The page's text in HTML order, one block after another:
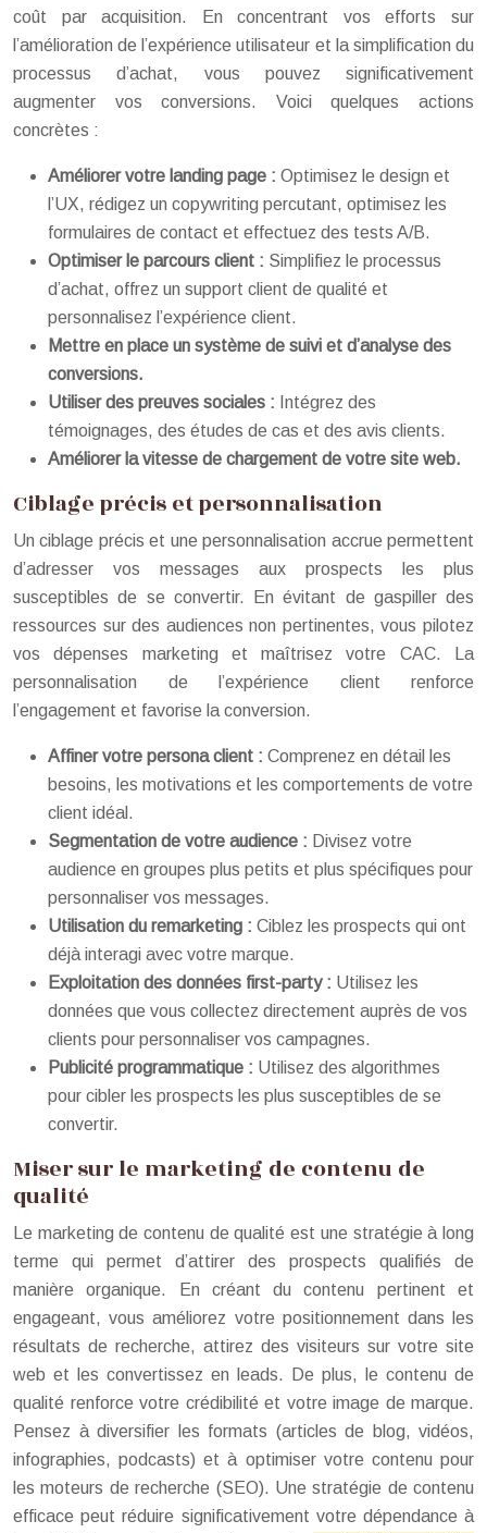
coût par acquisition. En concentrant vos efforts sur
l’amélioration de l’expérience utilisateur et la simplification du
processus d’achat, vous pouvez significativement
augmenter vos conversions. Voici quelques actions
concrètes :
Améliorer votre landing page : Optimisez le design et
l’UX, rédigez un copywriting percutant, optimisez les
formulaires de contact et effectuez des tests A/B.
Optimiser le parcours client : Simplifiez le processus
d’achat, offrez un support client de qualité et
personnalisez l’expérience client.
Mettre en place un système de suivi et d’analyse des
conversions.
Utiliser des preuves sociales : Intégrez des
témoignages, des études de cas et des avis clients.
Améliorer la vitesse de chargement de votre site web.
Ciblage précis et personnalisation
Un ciblage précis et une personnalisation accrue permettent
d’adresser vos messages aux prospects les plus
susceptibles de se convertir. En évitant de gaspiller des
ressources sur des audiences non pertinentes, vous pilotez
vos dépenses marketing et maîtrisez votre CAC. La
personnalisation de l’expérience client renforce
l’engagement et favorise la conversion.
Affiner votre persona client : Comprenez en détail les
besoins, les motivations et les comportements de votre
client idéal.
Segmentation de votre audience : Divisez votre
audience en groupes plus petits et plus spécifiques pour
personnaliser vos messages.
Utilisation du remarketing : Ciblez les prospects qui ont
déjà interagi avec votre marque.
Exploitation des données first-party : Utilisez les
données que vous collectez directement auprès de vos
clients pour personnaliser vos campagnes.
Publicité programmatique : Utilisez des algorithmes
pour cibler les prospects les plus susceptibles de se
convertir.
Miser sur le marketing de contenu de
qualité
Le marketing de contenu de qualité est une stratégie à long
terme qui permet d’attirer des prospects qualifiés de
manière organique. En créant du contenu pertinent et
engageant, vous améliorez votre positionnement dans les
résultats de recherche, attirez des visiteurs sur votre site
web et les convertissez en leads. De plus, le contenu de
qualité renforce votre crédibilité et votre image de marque.
Pensez à diversifier les formats (articles de blog, vidéos,
infographies, podcasts) et à optimiser votre contenu pour
les moteurs de recherche (SEO). Une stratégie de contenu
efficace peut réduire significativement votre dépendance à